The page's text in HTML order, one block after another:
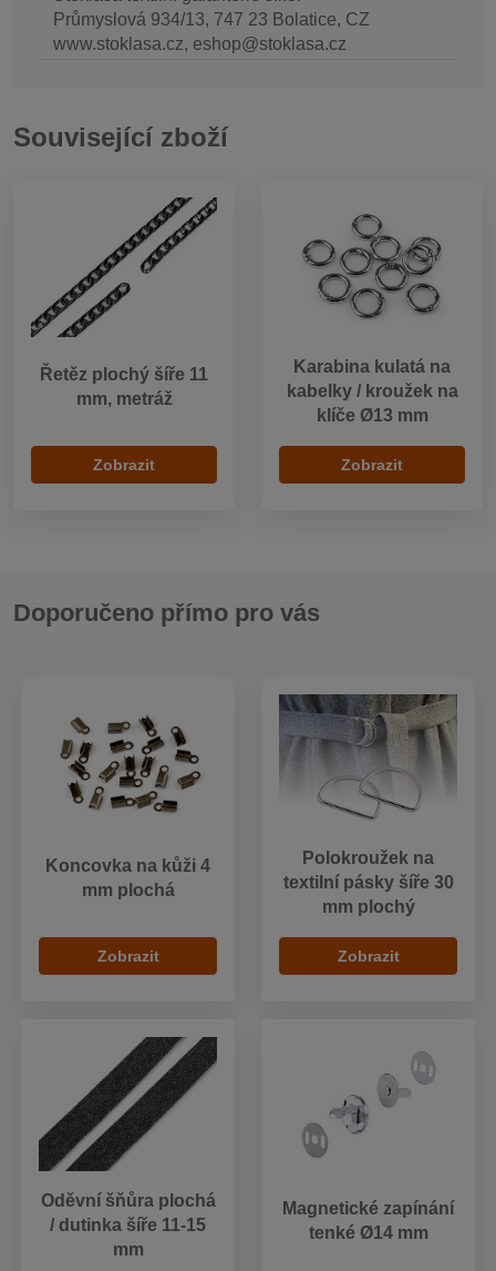
Průmyslová 934/13, 747 23 Bolatice, CZ
www.stoklasa.cz, eshop@stoklasa.cz
Související zboží
Řetěz plochý šíře 11
mm, metráž
Zobrazit
Karabina kulatá na
kabelky / kroužek na
klíče Ø13 mm
Zobrazit
Doporučeno přímo pro vás
Koncovka na kůži 4
mm plochá
Zobrazit
Polokroužek na
textilní pásky šíře 30
mm plochý
Zobrazit
Oděvní šňůra plochá
/ dutinka šíře 11-15
mm
Magnetické zapínání
tenké Ø14 mm